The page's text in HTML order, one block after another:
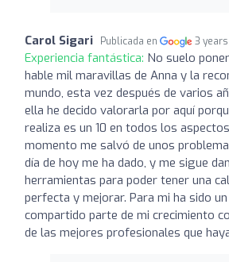
Carol Sigari Publicada en 3
Experiencia fantástica: No suelo
hable mil maravillas de Anna y la
mundo, esta vez después de varios
ella he decido valorarla por aquí
realiza es un 10 en todos los
momento me salvó de unos
día de hoy me ha dado, y me sigue
herramientas para poder tener una
perfecta y mejorar. Para mi ha sido
compartido parte de mi crecimiento
de las mejores profesionales que